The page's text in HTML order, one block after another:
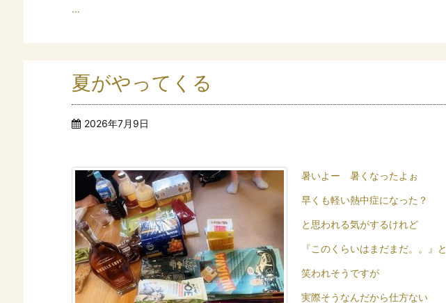
...
夏がやってくる
2026年7月9日
暑いよー 暑くなったよぉ
早くも軽い熱中症になった？
と思われる気がするけれど
『このくらいはまだまだ。。』と
笑われそうですが
実際そうなんだから仕方ない